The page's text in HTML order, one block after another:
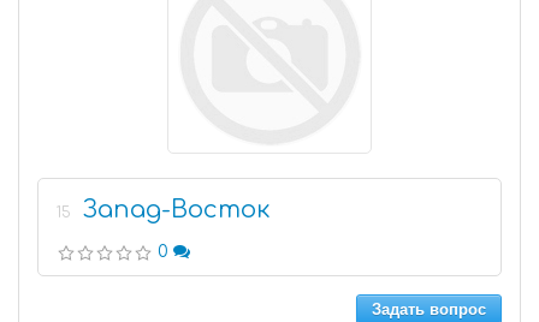
15 Запад-Восток
0
Задать вопрос